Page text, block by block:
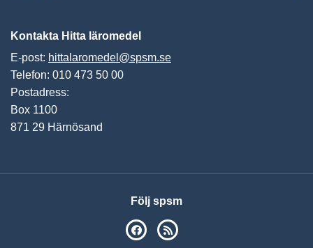
Kontakta Hitta läromedel
E-post: hittalaromedel@spsm.se
Telefon: 010 473 50 00
Postadress:
Box 1100
871 29 Härnösand
Följ spsm
SPSM på Facebook